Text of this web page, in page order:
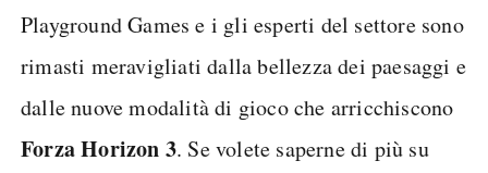
Playground Games e i gli esperti del settore sono
rimasti meravigliati dalla bellezza dei paesaggi e
dalle nuove modalità di gioco che arricchiscono
Forza Horizon 3. Se volete saperne di più su